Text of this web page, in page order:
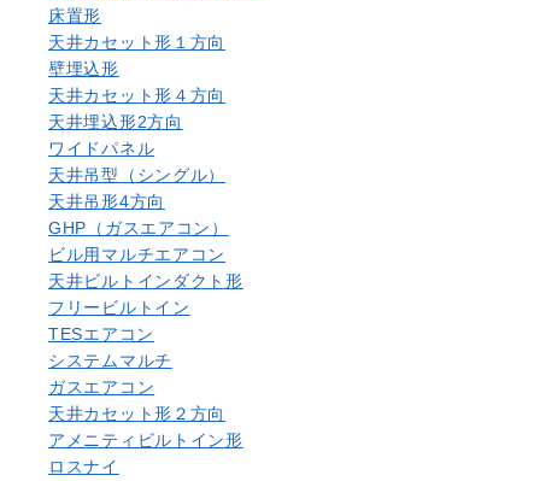
床置形
天井カセット形１方向
壁埋込形
天井カセット形４方向
天井埋込形2方向
ワイドパネル
天井吊型（シングル）
天井吊形4方向
GHP（ガスエアコン）
ビル用マルチエアコン
天井ビルトインダクト形
フリービルトイン
TESエアコン
システムマルチ
ガスエアコン
天井カセット形２方向
アメニティビルトイン形
ロスナイ